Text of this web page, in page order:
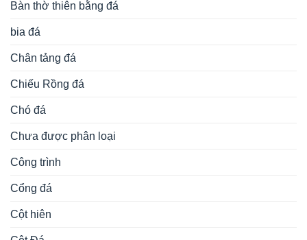
Bàn thờ thiên bằng đá
bia đá
Chân tảng đá
Chiếu Rồng đá
Chó đá
Chưa được phân loại
Công trình
Cổng đá
Cột hiên